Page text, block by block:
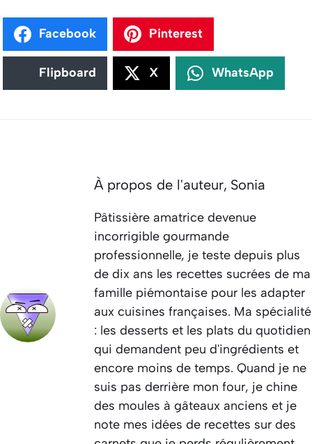
Facebook Pinterest
Flipboard X WhatsApp
À propos de l'auteur, Sonia
Pâtissière amatrice devenue
incorrigible gourmande
professionnelle, je teste depuis plus
de dix ans les recettes sucrées de ma
famille piémontaise pour les adapter
aux cuisines françaises. Ma spécialité
: les desserts et les plats du quotidien
qui demandent peu d'ingrédients et
encore moins de temps. Quand je ne
suis pas derrière mon four, je chine
des moules à gâteaux anciens et je
note mes idées de recettes sur des